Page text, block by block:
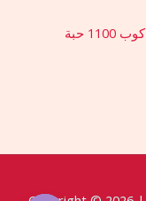
حبة